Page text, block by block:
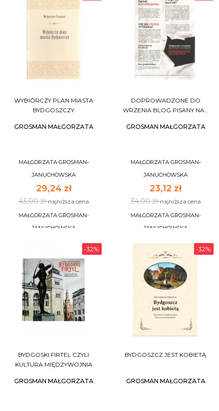
WYBIÓRCZY PLAN MIASTA
BYDGOSZCZY
GROSMAN MAŁGORZATA
MAŁGORZATA GROSMAN-
JANUCHOWSKA
29,24 zł
43,00 złnajniższa cena
MAŁGORZATA GROSMAN-
JANUCHOWSKA
DOPROWADZONE DO
WRZENIA BLOG PISANY NA...
GROSMAN MAŁGORZATA
MAŁGORZATA GROSMAN-
JANUCHOWSKA
23,12 zł
34,00 złnajniższa cena
MAŁGORZATA GROSMAN-
JANUCHOWSKA
DO KOSZYKA
-32%
BYDGOSKI FIRTEL CZYLI
KULTURA MIĘDZYWOJNIA
GROSMAN MAŁGORZATA
-32%
BYDGOSZCZ JEST KOBIETĄ
GROSMAN MAŁGORZATA